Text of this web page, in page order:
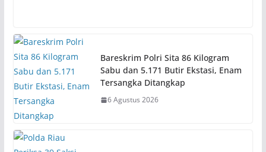
Bareskrim Polri Sita 86 Kilogram
Sabu dan 5.171 Butir Ekstasi, Enam
Tersangka Ditangkap
6 Agustus 2026